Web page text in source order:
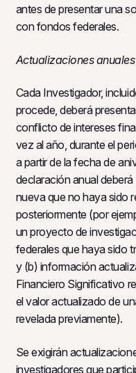
antes de presentar una
con fondos federales.
Actualizaciones anuales
Cada Investigador,
procede, deberá
conflicto de intereses
vez al año, durante el
a partir de la fecha de
declaración anual
nueva que no haya sido
posteriormente (por
un proyecto de
federales que haya sido
y (b) información
Financiero Significativo
el valor actualizado de
revelada previamente).
Se exigirán
investigadores que